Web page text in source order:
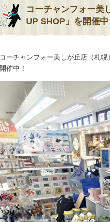
コーチャンフォー美
UP SHOP」を開催中
コーチャンフォー美しが丘店（札
開催中！